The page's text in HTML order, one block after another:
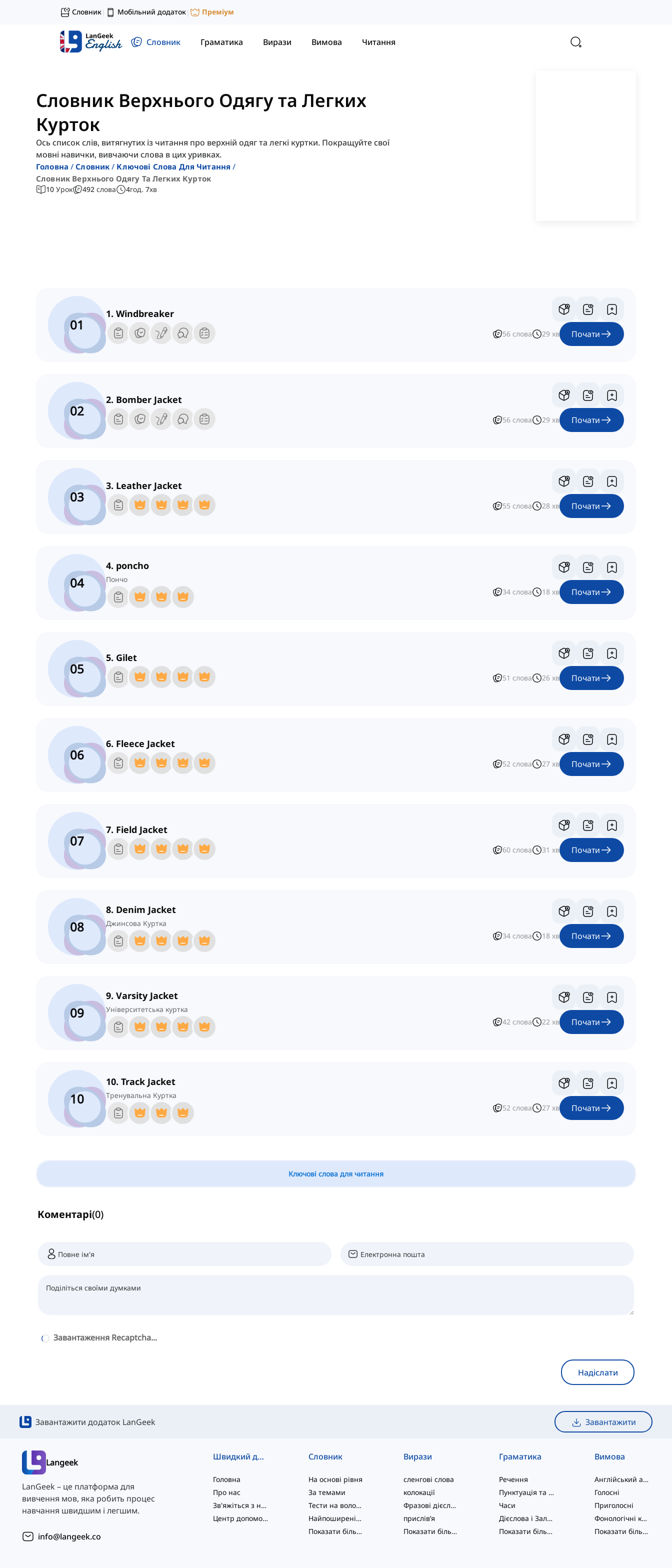
Словник| Мобільний додаток| Преміум
Словник Граматика Вирази Вимова Читання
Словник Верхнього Одягу та Легких
Курток
Ось список слів, витягнутих із читання про верхній одяг та легкі куртки. Покращуйте свої
мовні навички, вивчаючи слова в цих уривках.
Головна Словник
Ключові Слова Для Читання
Словник Верхнього Одягу Та Легких Курток
10 Урок 492 слова 4год. 7хв
01
1. Windbreaker
56 слова 29 хв Почати
02
2. Bomber Jacket
56 слова 29 хв Почати
03
3. Leather Jacket
55 слова 28 хв Почати
04
4. poncho
Пончо
34 слова 18 хв Почати
05
5. Gilet
51 слова 26 хв Почати
06
6. Fleece Jacket
52 слова 27 хв Почати
07
7. Field Jacket
60 слова 31 хв Почати
08
8. Denim Jacket
Джинсова Куртка
34 слова 18 хв Почати
09
9. Varsity Jacket
Університетська куртка
42 слова 22 хв Почати
10
10. Track Jacket
Тренувальна Куртка
52 слова 27 хв Почати
Ключові слова для читання
Коментарі(0)
Завантаження Recaptcha...
Надіслати
Завантажити додаток LanGeek Завантажити
Langeek
LanGeek – це платформа для
вивчення мов, яка робить процес
навчання швидшим і легшим.
info@langeek.co
Швидкий доступ
Головна
Про нас
Зв'яжіться з нами
Центр допомоги
Словник
На основі рівня
За темами
Тести на володіння мовою
Найпоширеніші
Показати більше
Вирази
сленгові слова
колокації
Фразові дієслова
прислів’я
Показати більше
Граматика
Речення
Пунктуація та Орфографія
Часи
Дієслова і Залоги
Показати більше
Вимова
Англійський алфавіт
Голосні
Приголосні
Фонологічні концепції
Показати більше